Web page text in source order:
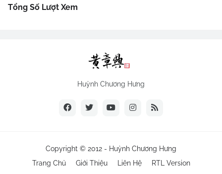
Tổng Số Lượt Xem
Huỳnh Chương Hưng
Copyright © 2012 - Huỳnh Chương Hưng
Trang Chủ
Giới Thiệu Liên Hệ RTL Version